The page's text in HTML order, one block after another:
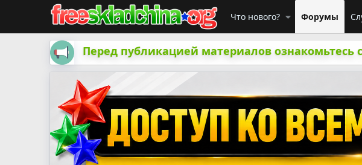
Что нового? Форумы
Перед публикацией материалов